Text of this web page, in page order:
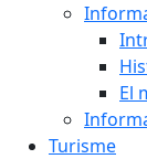
El
Turisme